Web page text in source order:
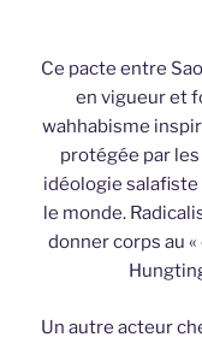
Ce pacte entre
en vigueur et
wahhabisme
protégée par
idéologie salafiste
le monde.
donner corps au
Un autre acteur